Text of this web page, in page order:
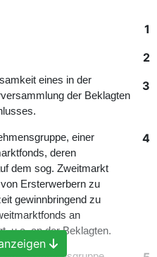
1
2
3
eines in der
der Beklagten
4
einer
deren
dem sog. Zweitmarkt
Ersterwerbern zu
gewinnbringend zu
an
u.a. an der Beklagten.